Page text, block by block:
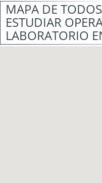
MAPA DE
ESTUDIAR
LABORATORIO